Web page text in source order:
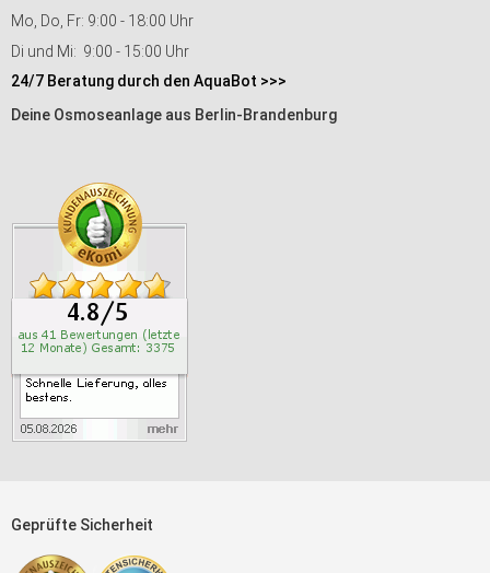
Mo, Do, Fr: 9:00 - 18:00 Uhr
Di und Mi: 9:00 - 15:00 Uhr
24/7 Beratung durch den AquaBot >>>
Deine Osmoseanlage aus Berlin-Brandenburg
Geprüfte Sicherheit